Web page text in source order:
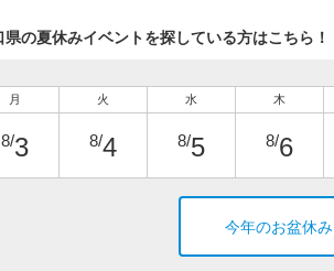
の夏休みイベントを探している方はこちら！
月
8/3
火
8/4
水
8/5
木
8/6
今年のお盆休み